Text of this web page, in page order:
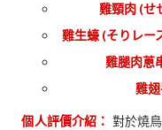
雞頸肉 (せ
雞生蠔 (そりレー
雞腿肉蔥
雞
個人評價介紹： 對於燒